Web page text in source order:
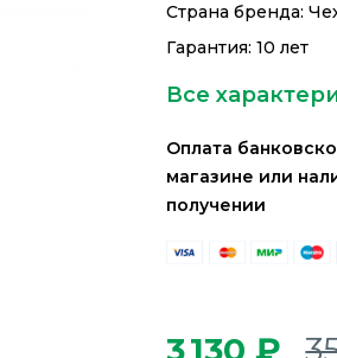
Страна бренда:
Гарантия: 10 лет
Все
Оплата
магазине или
получении
3 130 ₽